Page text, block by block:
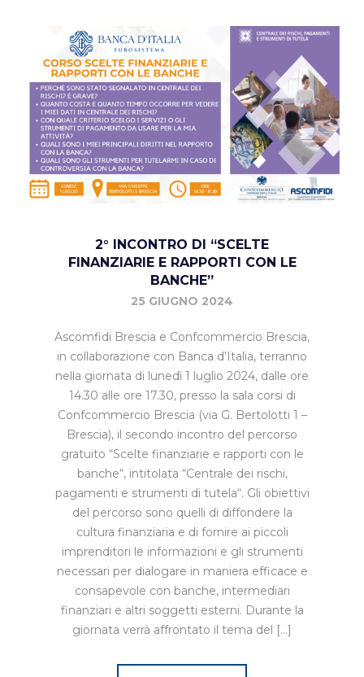
2° INCONTRO DI “SCELTE
FINANZIARIE E RAPPORTI CON LE
BANCHE”
25 GIUGNO 2024
Ascomfidi Brescia e Confcommercio Brescia,
in collaborazione con Banca d’Italia, terranno
nella giornata di lunedì 1 luglio 2024, dalle ore
14.30 alle ore 17.30, presso la sala corsi di
Confcommercio Brescia (via G. Bertolotti 1 –
Brescia), il secondo incontro del percorso
gratuito “Scelte finanziarie e rapporti con le
banche“, intitolata “Centrale dei rischi,
pagamenti e strumenti di tutela“. Gli obiettivi
del percorso sono quelli di diffondere la
cultura finanziaria e di fornire ai piccoli
imprenditori le informazioni e gli strumenti
necessari per dialogare in maniera efficace e
consapevole con banche, intermediari
finanziari e altri soggetti esterni. Durante la
giornata verrà affrontato il tema del […]